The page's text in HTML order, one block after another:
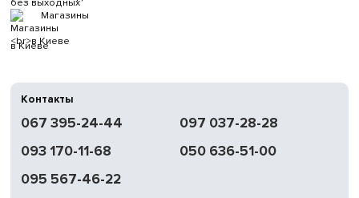
Магазины
в Киеве
Контакты
067 395-24-44
097 037-28-28
093 170-11-68
050 636-51-00
095 567-46-22